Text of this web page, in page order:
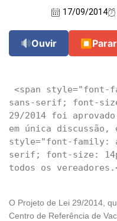
17/09/2014
Ouvir ⏹ Parar
sans-serif; font-
29/2014 foi
em única discussão,
style="font-family:
serif; font-size:
O Projeto de Lei 29/2014,
Centro de Referência de